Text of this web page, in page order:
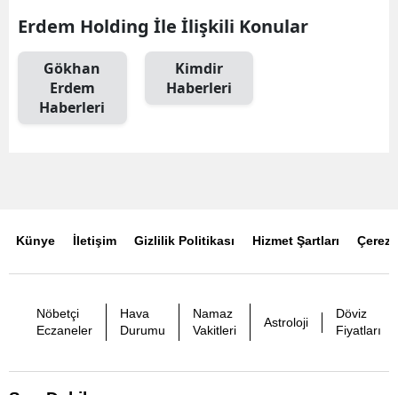
Erdem Holding İle İlişkili Konular
Gökhan
Erdem
Haberleri
Kimdir
Haberleri
Künye İletişim Gizlilik Politikası Hizmet Şartları Çerez
Nöbetçi
Eczaneler
Hava
Durumu
Namaz
Vakitleri
Astroloji
Döviz
Fiyatları